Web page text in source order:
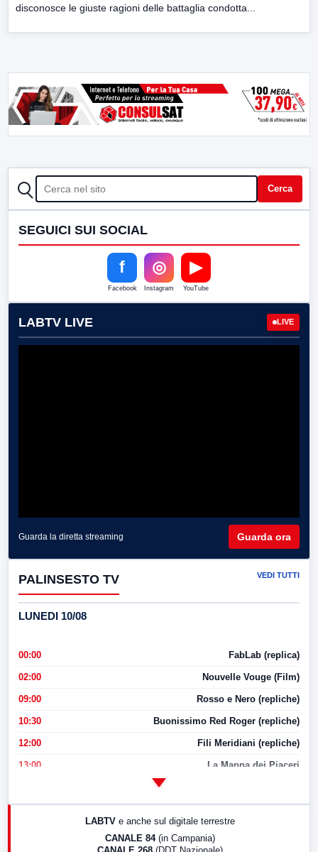
disconosce le giuste ragioni delle battaglia condotta...
CERCA Cerca
SEGUICI SUI SOCIAL
f
Facebook
◎
Instagram
▶
YouTube
LABTV LIVE LIVE
Guarda la diretta streaming Guarda ora
PALINSESTO TV VEDI TUTTI
LUNEDI 10/08
00:00 FabLab (replica)
02:00 Nouvelle Vouge (Film)
09:00 Rosso e Nero (repliche)
10:30 Buonissimo Red Roger (repliche)
12:00 Fili Meridiani (repliche)
13:00 La Mappa dei Piaceri
17:00 LabNews (replica)
LABTV e anche sul digitale terrestre
CANALE 84 (in Campania)